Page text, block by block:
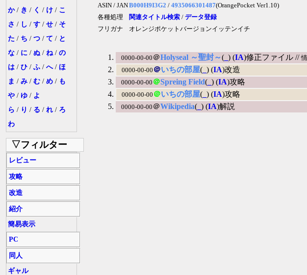
か/ き / く / け / こ
さ / し / す / せ / そ
た / ち / つ / て / と
な / に / ぬ / ね / の
は / ひ / ふ / へ/ ほ
ま / み / む / め / も
や / ゆ / よ
ら / り / る / れ / ろ
わ
▽フィルター
レビュー
攻略
改造
紹介
簡易表示
PC
同人
ギャル
ASIN / JANB000H9I3G2 / 4935066301487(OrangePocket Ver1.10)
各種処理
関連タイトル検索 / データ登録
フリガナ
オレンジポケットバージョンイッテンイチ
0000-00-00 ＠Holyseal ～聖封～(_ ) (IA)修正ファイル //
0000-00-00 ＠いちの部屋(_ ) (IA)改造
0000-00-00 ＠Spreing Field(_ ) (IA)攻略
0000-00-00 ＠いちの部屋(_ ) (IA)攻略
0000-00-00 ＠Wikipedia(_ ) (IA)解説